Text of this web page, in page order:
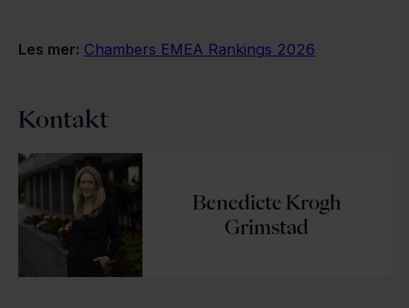
Les mer: Chambers EMEA Rankings 2026
Kontakt
Benedicte Krogh
Grimstad